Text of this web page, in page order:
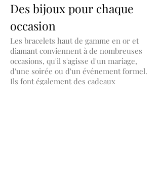
Des bijoux pour chaque
occasion
Les bracelets haut de gamme en or et
diamant conviennent à de nombreuses
occasions, qu'il s'agisse d'un mariage,
d'une soirée ou d'un événement formel.
Ils font également des cadeaux